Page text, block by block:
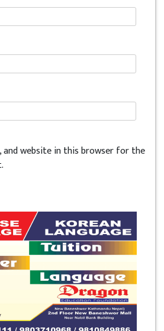
and website in this browser for the